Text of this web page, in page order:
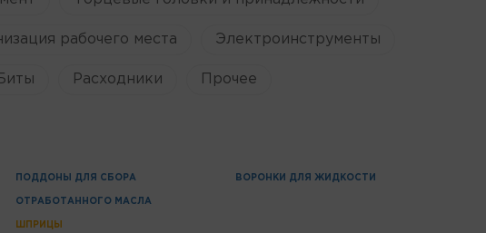
рабочего места Электроинструменты
Расходники Прочее
ПОДДОНЫ ДЛЯ СБОРА
ОТРАБОТАННОГО МАСЛА
ШПРИЦЫ
ВОРОНКИ ДЛЯ ЖИДКОСТИ